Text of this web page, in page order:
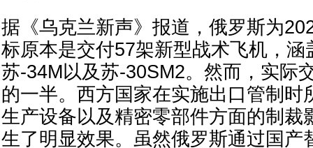
据《乌克兰新声》报道，俄罗斯为
标原本是交付57架新型战术飞机，涵
苏-34M以及苏-30SM2。然而，实际
的一半。西方国家在实施出口管制时
生产设备以及精密零部件方面的制裁
生了明显效果。虽然俄罗斯通过国产